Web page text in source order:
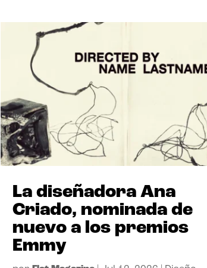
La diseñadora Ana
Criado, nominada de
nuevo a los premios
Emmy